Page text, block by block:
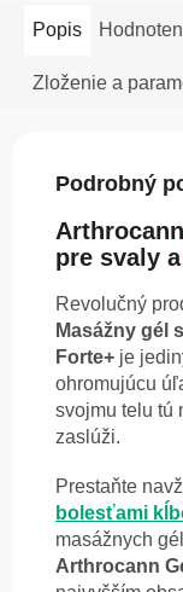
Popis
Zloženie a
Podrobný
pre svaly a
Revolučný
Masážny gél
Forte+ je
ohromujúcu
svojmu telu tú
zaslúži.
Prestaňte
bolesťami
masážnych
Arthrocann